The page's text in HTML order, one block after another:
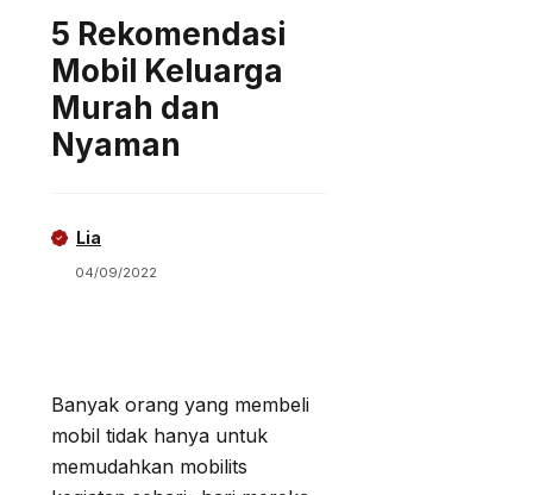
5 Rekomendasi
Mobil Keluarga
Murah dan
Nyaman
Lia
04/09/2022
Banyak orang yang membeli
mobil tidak hanya untuk
memudahkan mobilits